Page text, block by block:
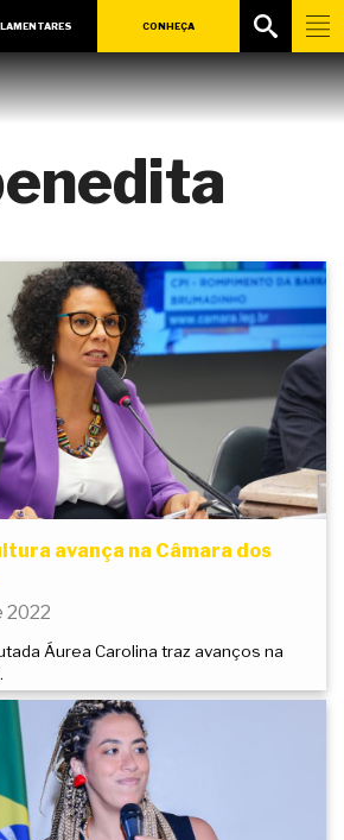
CONHEÇA
avança na Câmara dos
2022
Áurea Carolina traz avanços na